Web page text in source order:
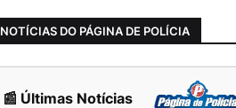
NOTÍCIAS DO PÁGINA DE POLÍCIA
📰 Últimas Notícias